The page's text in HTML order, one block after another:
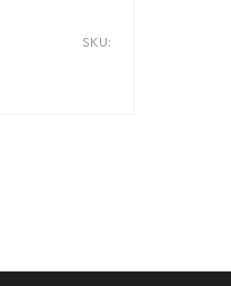
SKU: